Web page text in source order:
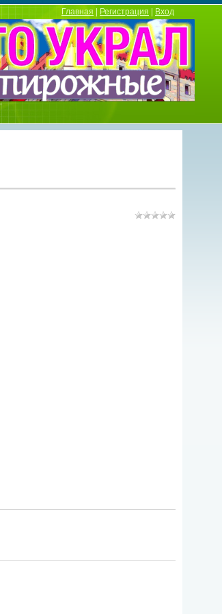
Главная Регистрация Вход